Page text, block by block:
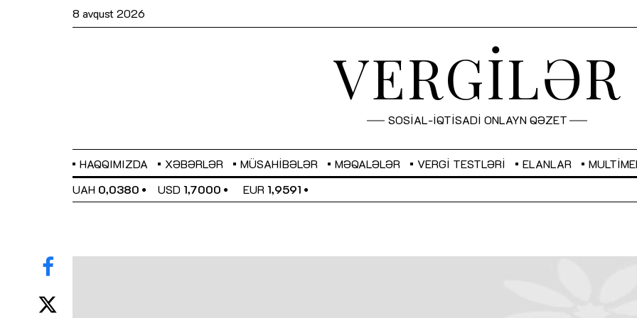
8 avqust 2026
VERGİLƏR
SOSİAL-İQTİSADİ ONLAYN QƏZET
HAQQIMIZDA XƏBƏRLƏR MÜSAHIBƏLƏR MƏQALƏLƏR VERGI TESTLƏRI ELANLAR
UAH 0,0380 USD 1,7000 EUR 1,9591